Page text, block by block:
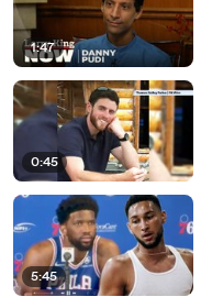
1:47
0:45
5:45